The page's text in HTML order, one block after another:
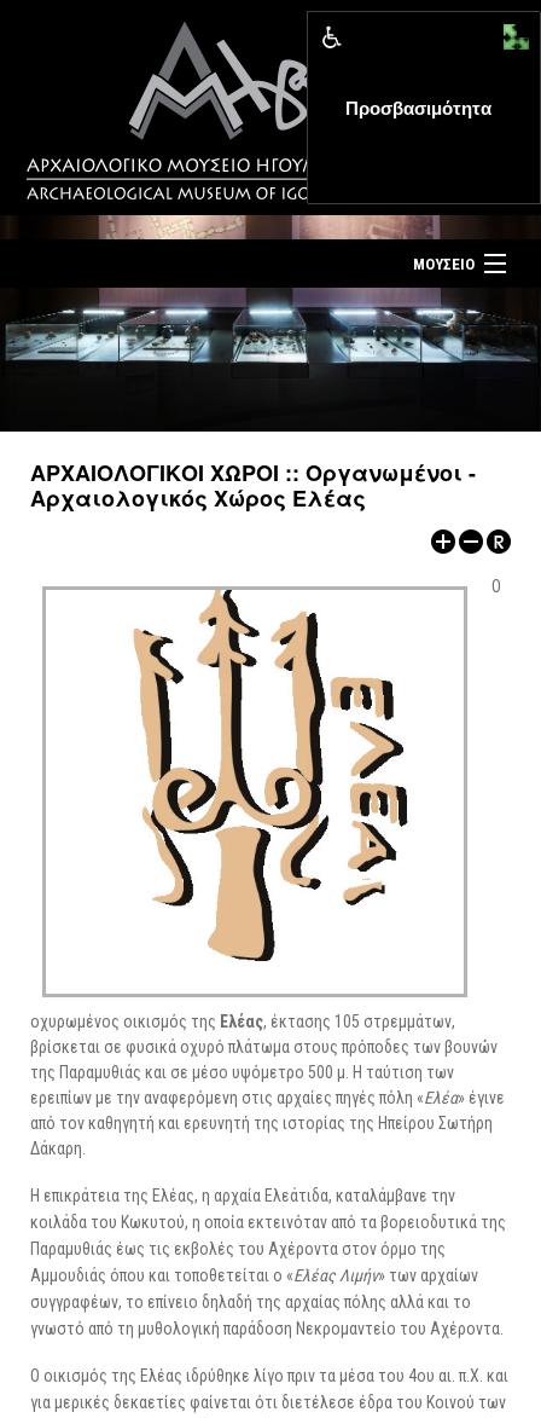
MENU
Αρχική σελίδα
Επικοινωνία
Νέα
ΜΟΥΣΕΙΟ
ΤΟ ΜΟΥΣΕΙΟ
ΕΚΘΕΣΕΙΣ
ΕΚΔΟΣΕΙΣ
ΑΡΧΑΙΟΛΟΓΙΚΟΙ ΧΩΡΟΙ :: Οργανωμένοι -
Αρχαιολογικός Χώρος Ελέας
Ο
οχυρωμένος οικισμός της Ελέας, έκτασης 105 στρεμμάτων,
βρίσκεται σε φυσικά οχυρό πλάτωμα στους πρόποδες των βουνών
της Παραμυθιάς και σε μέσο υψόμετρο 500 μ. Η ταύτιση των
ερειπίων με την αναφερόμενη στις αρχαίες πηγές πόλη «Ελέα» έγινε
από τον καθηγητή και ερευνητή της ιστορίας της Ηπείρου Σωτήρη
Δάκαρη.
Η επικράτεια της Ελέας, η αρχαία Ελεάτιδα, καταλάμβανε την
κοιλάδα του Κωκυτού, η οποία εκτεινόταν από τα βορειοδυτικά της
Παραμυθιάς έως τις εκβολές του Αχέροντα στον όρμο της
Αμμουδιάς όπου και τοποθετείται ο «Ελέας Λιμήν» των αρχαίων
συγγραφέων, το επίνειο δηλαδή της αρχαίας πόλης αλλά και το
γνωστό από τη μυθολογική παράδοση Νεκρομαντείο του Αχέροντα.
Ο οικισμός της Ελέας ιδρύθηκε λίγο πριν τα μέσα του 4ου αι. π.Χ. και
για μερικές δεκαετίες φαίνεται ότι διετέλεσε έδρα του Κοινού των
Προσβασιμότητα